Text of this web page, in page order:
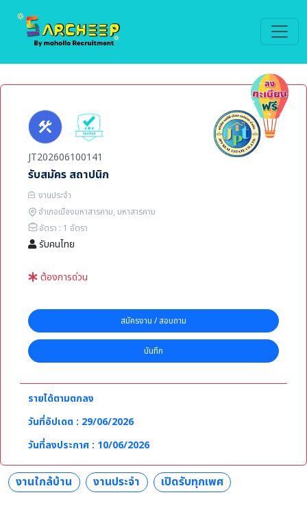
JT202606100141
รับสมัคร สถาปนิก
งานประจำ
อำเภอเมืองมหาสารคาม, มหาสารคาม
อัตรา : 1 อัตรา
รับคนไทย
ต้องการด่วน
สมัครงาน / สอบถาม
บันทึก
รายได้ตามตกลง
วันที่อัปเดต : 29/06/2026
วันที่ลงประกาศ : 10/06/2026
งานใกล้บ้าน งานประจำ เปิดรับทุกเพศ